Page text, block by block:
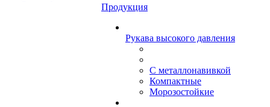
Продукция
Рукава высокого давления
С металлонавивкой
Компактные
Морозостойкие